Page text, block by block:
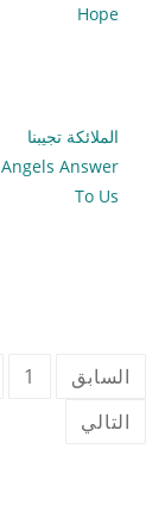
Hope
الملائكة تجيبنا
Angels Answer
To Us
تعدد
صفحات
السابق 1
التالي